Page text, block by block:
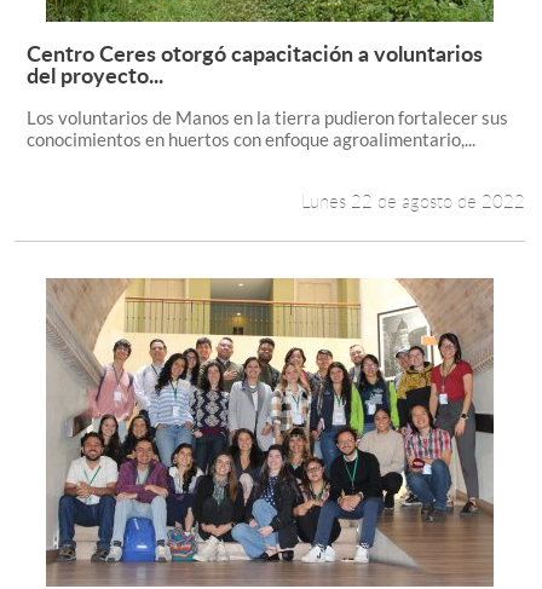
Leer más +
Centro Ceres otorgó capacitación a voluntarios
del proyecto...
Los voluntarios de Manos en la tierra pudieron fortalecer sus
conocimientos en huertos con enfoque agroalimentario,...
Lunes 22 de agosto de 2022